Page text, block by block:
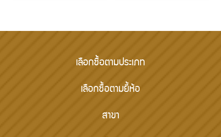
เลือกซื้อตามประเภท
เลือกซื้อตามยี้ห้อ
สาขา